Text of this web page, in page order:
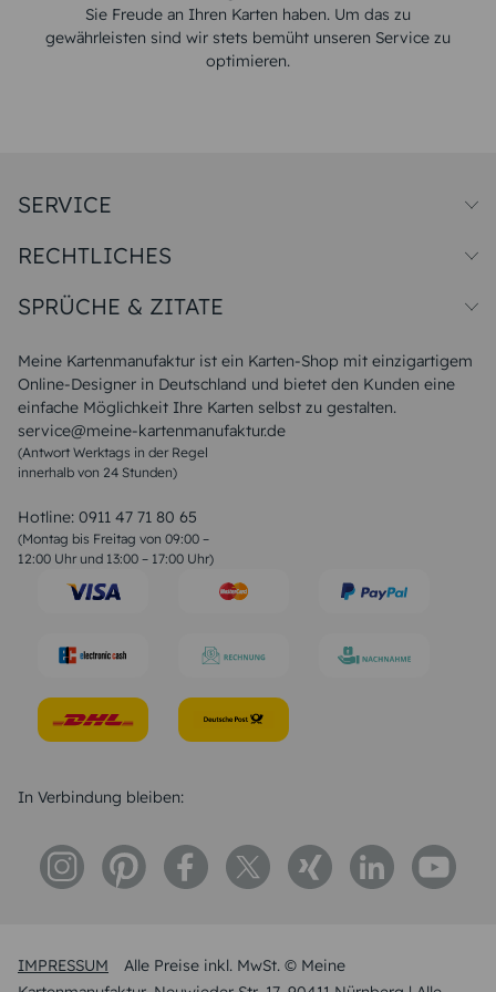
Sie Freude an Ihren Karten haben. Um das zu
gewährleisten sind wir stets bemüht unseren Service zu
optimieren.
Meine Kartenmanufaktur ist ein Karten-Shop mit einzigartigem
Online-Designer in Deutschland und bietet den Kunden eine
einfache Möglichkeit Ihre Karten selbst zu gestalten.
service@meine-kartenmanufaktur.de
(Antwort Werktags in der Regel
innerhalb von 24 Stunden)
Hotline: 0911 47 71 80 65
(Montag bis Freitag von 09:00 –
12:00 Uhr und 13:00 – 17:00 Uhr)
SERVICE
Papiersorten
Unsere Produktion
Magazin
FAQ
RECHTLICHES
Widerrufsbelehrung
SPRÜCHE & ZITATE
Liebeskummer Sprüche
Sommer Sprüche
Muttertagssprüche
Sprüche zur Hochzeit
Sprüche zur Konfirmation & Kommunion
Weihnachtsgedichte
Liebessprüche
Geburtstagssprüche
Trauersprüche
Konfirmation Glückwünsche
IMPRESSUM
Alle Preise inkl. MwSt. © Meine
In Verbindung bleiben: